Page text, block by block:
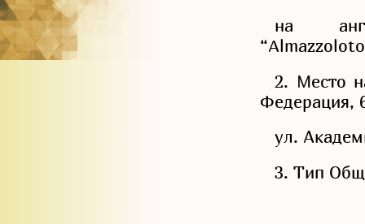
на
2. Место
Федерация,
ул.
3. Тип